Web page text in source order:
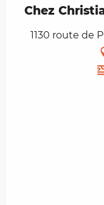
Chez
1130 route de